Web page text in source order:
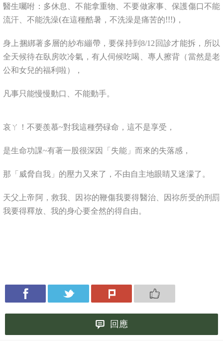
醫生囑咐：多休息、不能拿重物、不要做家事、保護傷口不能
流汗、不能洗澡(在這種酷暑，不洗澡是痛苦的!!!)，
身上捆綁著多層的紗布繃帶，要保持到8/12回診才能拆，所以
全天候待在臥房吹冷氣，有人伺候吃喝、專人擦背（當然是老
公和女兒的福利啦），
凡事只能慢慢動口、不能動手。
哀ㄚ！不要羨慕~對我這種勞碌命，這不是享受，
是生命功課~有著一股很深因「失能」而來的失落感，
那 「威脅自我」的壓力又來了， 不由自主地眼睛又迷濛了。
天父上帝阿，救我、因祢的鞭傷我要得醫治、因祢所受的刑罰
我要得釋放、我的身心要全然的得自由。
回應